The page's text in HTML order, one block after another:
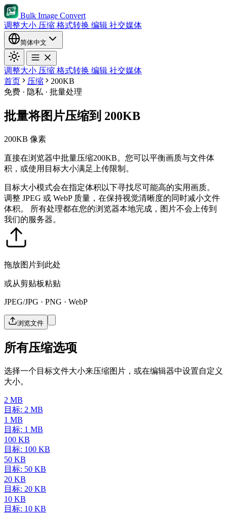
Bulk Image Convert
调整大小 压缩 格式转换 编辑 社交媒体
简体中文
调整大小 压缩 格式转换 编辑 社交媒体
首页
压缩
200KB
免费 · 隐私 · 批量处理
批量将图片压缩到 200KB
200KB 像素
直接在浏览器中批量压缩200KB。您可以平衡画质与文件体
积，或使用目标大小满足上传限制。
目标大小模式会在指定体积以下寻找尽可能高的实用画质。
调整 JPEG 或 WebP 质量，在保持视觉清晰度的同时减小文件
体积。
所有处理都在您的浏览器本地完成，图片不会上传到
我们的服务器。
拖放图片到此处
或从剪贴板粘贴
JPEG/JPG · PNG · WebP
浏览文件
所有压缩选项
选择一个目标文件大小来压缩图片，或在编辑器中设置自定义
大小。
2 MB
目标: 2 MB
1 MB
目标: 1 MB
100 KB
目标: 100 KB
50 KB
目标: 50 KB
20 KB
目标: 20 KB
10 KB
目标: 10 KB